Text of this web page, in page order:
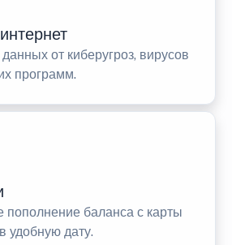
от киберугроз, вирусов
программ.
пополнение баланса с карты
удобную дату.